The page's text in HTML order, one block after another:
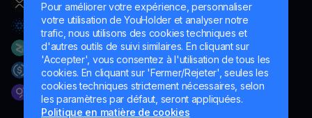
Pour améliorer votre expérience, personnaliser
votre utilisation de YouHolder et analyser notre
trafic, nous utilisons des cookies techniques et
d'autres outils de suivi similaires. En cliquant sur
'Accepter', vous consentez à l'utilisation de tous les
cookies. En cliquant sur 'Fermer/Rejeter', seules les
cookies techniques strictement nécessaires, selon
les paramètres par défaut, seront appliquées.
Politique en matière de cookies